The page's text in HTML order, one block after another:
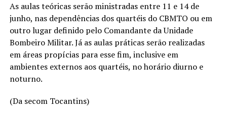
As aulas teóricas serão ministradas entre 11 e 14 de
junho, nas dependências dos quartéis do CBMTO ou em
outro lugar definido pelo Comandante da Unidade
Bombeiro Militar. Já as aulas práticas serão realizadas
em áreas propícias para esse fim, inclusive em
ambientes externos aos quartéis, no horário diurno e
noturno.
(Da secom Tocantins)